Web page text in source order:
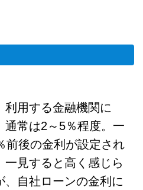
利用する金融機関に
通常は2～5％程度。一
前後の金利が設定され
一見すると高く感じら
自社ローンの金利に